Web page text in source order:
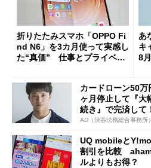
折りたたみスマホ「OPPO Fi
nd N6」を3カ月使って実感し
た“真価” 仕事とプライベー
あ
キ
8
カードローン50
ヶ月停止して『大
続き』で完済して
AD（渋谷法務総合事務所）
UQ mobileと
割引を比較
ルよりもお得？